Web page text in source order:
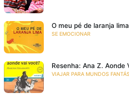
O meu pé de laranja lima
SE EMOCIONAR
Resenha: Ana Z. Aonde
VIAJAR PARA MUNDOS